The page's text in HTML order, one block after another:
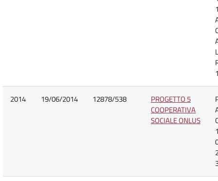
2014 19/06/2014 12878/538
PROGETTO 5
COOPERATIVA
SOCIALE ONLUS